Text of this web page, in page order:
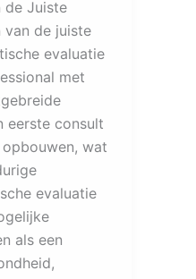
de Juiste
van de juiste
evaluatie
met
eerste consult
wat
evaluatie
als een